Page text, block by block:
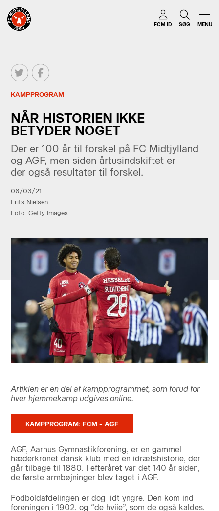
FCM ID SØG MENU
KAMPPROGRAM
NÅR HISTORIEN IKKE
BETYDER NOGET
Der er 100 år til forskel på FC Midtjylland
og AGF, men siden årtusindskiftet er
der også resultater til forskel.
06/03/21
Frits Nielsen
Foto: Getty Images
Artiklen er en del af kampprogrammet, som forud for
hver hjemmekamp udgives online.
KAMPPROGRAM: FCM – AGF
AGF, Aarhus Gymnastikforening, er en gammel
hæderkronet dansk klub med en idrætshistorie, der
går tilbage til 1880. I efteråret var det 140 år siden,
de første armbøjninger blev taget i AGF.
Fodboldafdelingen er dog lidt yngre. Den kom ind i
foreningen i 1902, og “de hviie”, som de også kaldes,